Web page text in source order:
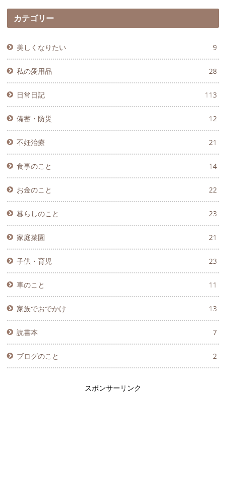
カテゴリー
美しくなりたい 9
私の愛用品 28
日常日記 113
備蓄・防災 12
不妊治療 21
食事のこと 14
お金のこと 22
暮らしのこと 23
家庭菜園 21
子供・育児 23
車のこと 11
家族でおでかけ 13
読書本 7
ブログのこと 2
スポンサーリンク